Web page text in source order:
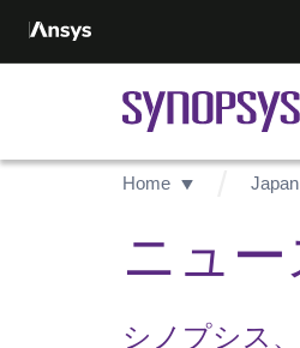
Home Japan
ニュ
シノプシス